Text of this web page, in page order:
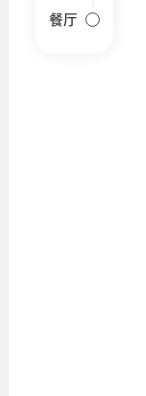
餐厅